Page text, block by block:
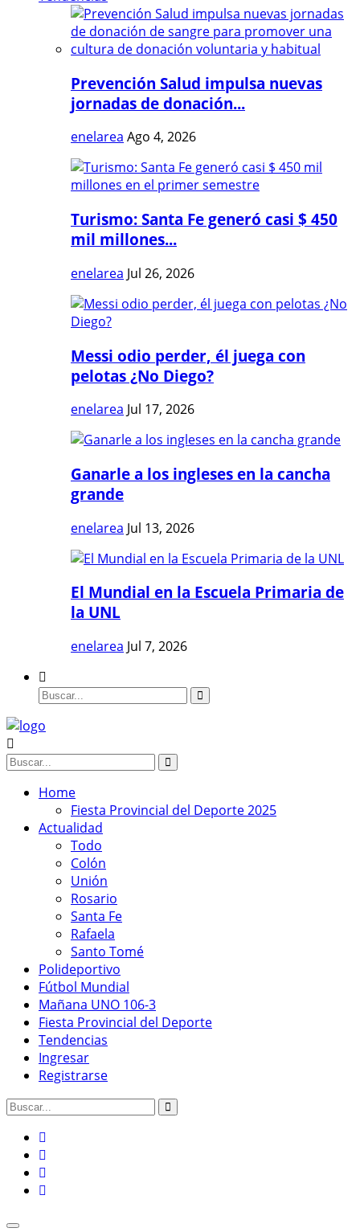
Prevención Salud impulsa nuevas
jornadas de donación...
enelarea Ago 4, 2026
Turismo: Santa Fe generó casi $ 450
mil millones...
enelarea Jul 26, 2026
Messi odio perder, él juega con
pelotas ¿No Diego?
enelarea Jul 17, 2026
Ganarle a los ingleses en la cancha
grande
enelarea Jul 13, 2026
El Mundial en la Escuela Primaria de
la UNL
enelarea Jul 7, 2026
Home
Fiesta Provincial del Deporte 2025
Actualidad
Todo
Colón
Unión
Rosario
Santa Fe
Rafaela
Santo Tomé
Polideportivo
Fútbol Mundial
Mañana UNO 106-3
Fiesta Provincial del Deporte
Tendencias
Ingresar
Registrarse